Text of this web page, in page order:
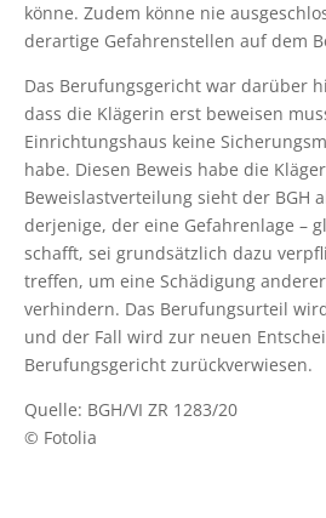
könne. Zudem könne nie
derartige Gefahrenstellen auf dem
Das Berufungsgericht war darüber
dass die Klägerin erst beweisen
Einrichtungshaus keine
habe. Diesen Beweis habe die
Beweislastverteilung sieht der BGH
derjenige, der eine Gefahrenlage –
schafft, sei grundsätzlich dazu
treffen, um eine Schädigung
verhindern. Das Berufungsurteil
und der Fall wird zur neuen
Berufungsgericht zurückverwiesen.
Quelle: BGH/VI ZR 1283/20
© Fotolia